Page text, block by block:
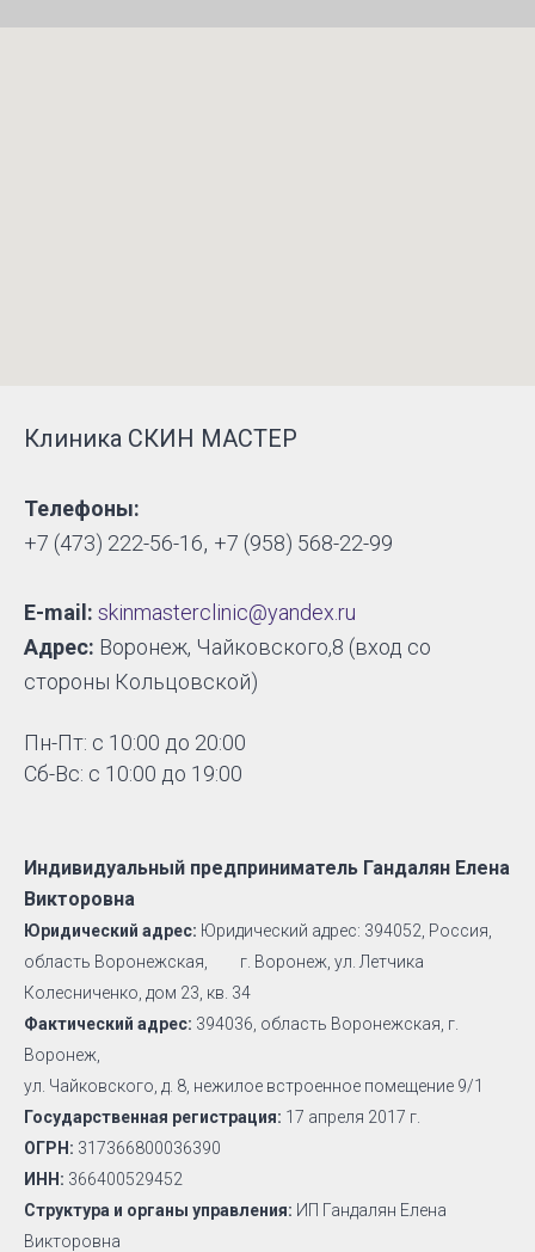
Клиника СКИН МАСТЕР
Телефоны:
+7 (473) 222-56-16, +7 (958) 568-22-99
E-mail: skinmasterclinic@yandex.ru
Адрес: Воронеж, Чайковского,8 (вход со
стороны Кольцовской)
Пн-Пт: с 10:00 до 20:00
Сб-Вс: с 10:00 до 19:00
Индивидуальный предприниматель Гандалян Елена
Викторовна
Юридический адрес: Юридический адрес: 394052, Россия,
область Воронежская, г. Воронеж, ул. Летчика
Колесниченко, дом 23, кв. 34
Фактический адрес: 394036, область Воронежская, г.
Воронеж,
ул. Чайковского, д. 8, нежилое встроенное помещение 9/1
Государственная регистрация: 17 апреля 2017 г.
ОГРН: 317366800036390
ИНН: 366400529452
Структура и органы управления: ИП Гандалян Елена
Викторовна